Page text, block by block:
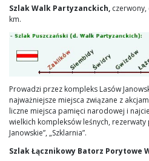
Szlak Walk Partyzanckich,
km.
Prowadzi przez kompleks Lasów
najważniejsze miejsca związane z
liczne miejsca pamięci narodowej i
wielkich kompleksów leśnych, rezerwaty
Janowskie”, „Szklarnia”.
Szlak Łącznikowy Batorz Porytowe